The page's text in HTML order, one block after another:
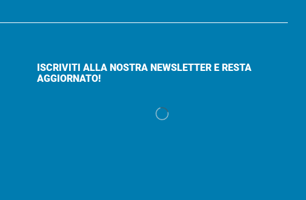
ISCRIVITI ALLA NOSTRA NEWSLETTER E RESTA
AGGIORNATO!